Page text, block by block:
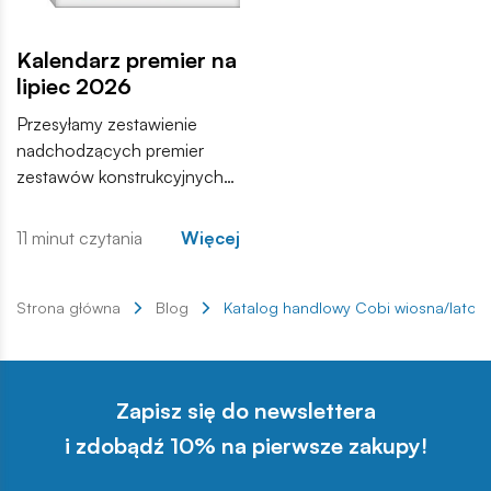
Kalendarz premier na
lipiec 2026
Przesyłamy zestawienie
nadchodzących premier
zestawów konstrukcyjnych
znajdują się zarówno
modele, które trafią do
tygodniach. Zachęcamy do
materiałami produktowymi.
11 minut czytania Więcej
Strona główna Blog Katalog handlowy Cobi wiosna/lato
Zapisz się do newslettera
i zdobądź 10% na pierwsze zakupy!